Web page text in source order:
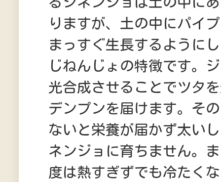
りますが、土の中にパイ
まっすぐ生長するように
じねんじょの特徴です。
光合成させることでツタ
デンプンを届けます。そ
ないと栄養が届かず太い
ネンジョに育ちません。
度は熱すぎずでも冷たく